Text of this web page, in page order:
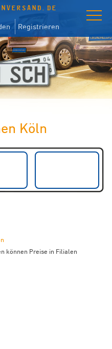
Registrieren
Köln
können Preise in Filialen